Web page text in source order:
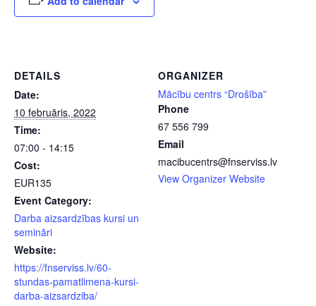
DETAILS
Date:
10 februāris, 2022
Time:
07:00 - 14:15
Cost:
EUR135
Event Category:
Darba aizsardzības kursi un
semināri
Website:
https://fnserviss.lv/60-
stundas-pamatlimena-kursi-
darba-aizsardziba/
ORGANIZER
Mācību centrs “Drošība”
Phone
67 556 799
Email
macibucentrs@fnserviss.lv
View Organizer Website